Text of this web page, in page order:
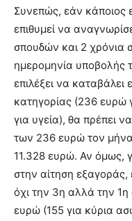
Συνεπώς, εάν κάποιος
επιθυμεί να
σπουδών και 2 χρόνια
ημερομηνία υποβολής
επιλέξει να καταβάλει
κατηγορίας (236 ευρώ
για υγεία), θα πρέπει
των 236 ευρώ τον
11.328 ευρώ. Αν όμως,
στην αίτηση εξαγοράς,
όχι την 3η αλλά την
ευρώ (155 για κύρια